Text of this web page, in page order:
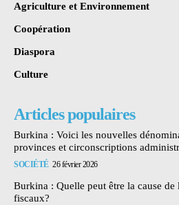
Agriculture et Environnement
Coopération
Diaspora
Culture
Articles populaires
Burkina : Voici les nouvelles
provinces et circonscriptions
SOCIÉTÉ 26 février 2026
Burkina : Quelle peut être la cause
fiscaux?